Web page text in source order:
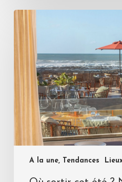
A la une, Tendances